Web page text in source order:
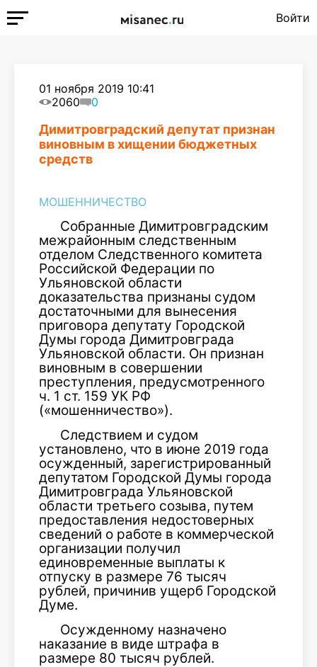
Войти
01 ноября 2019 10:41
2060
0
Димитровградский депутат признан
виновным в хищении бюджетных
средств
МОШЕННИЧЕСТВО
Собранные Димитровградским
межрайонным следственным
отделом Следственного комитета
Российской Федерации по
Ульяновской области
доказательства признаны судом
достаточными для вынесения
приговора депутату Городской
Думы города Димитровграда
Ульяновской области. Он признан
виновным в совершении
преступления, предусмотренного
ч. 1 ст. 159 УК РФ
(«мошенничество»).
Следствием и судом
установлено, что в июне 2019 года
осужденный, зарегистрированный
депутатом Городской Думы города
Димитровграда Ульяновской
области третьего созыва, путем
предоставления недостоверных
сведений о работе в коммерческой
организации получил
единовременные выплаты к
отпуску в размере 76 тысяч
рублей, причинив ущерб Городской
Думе.
Осужденному назначено
наказание в виде штрафа в
размере 80 тысяч рублей.